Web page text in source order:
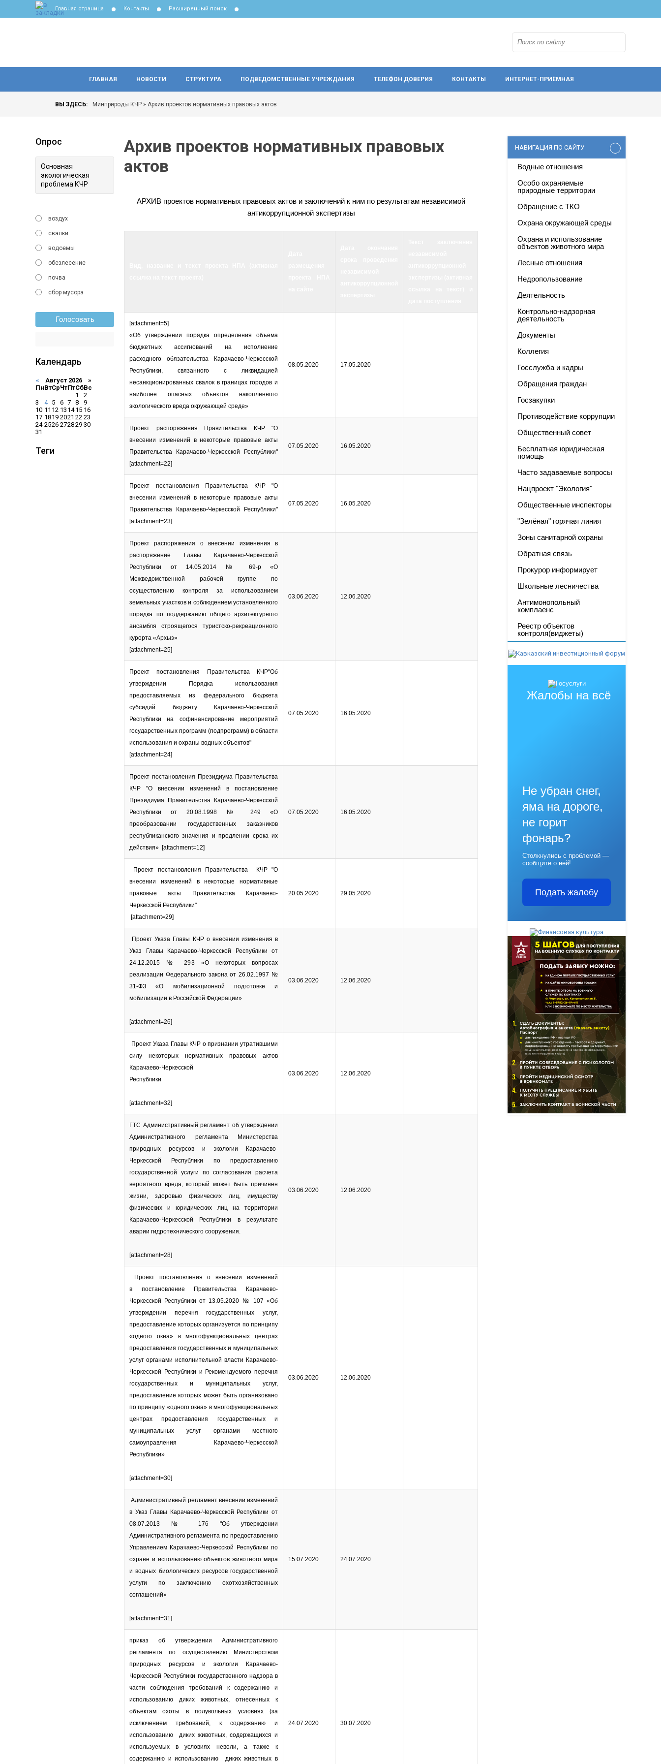
Главная страница Контакты Расширенный поиск
ГЛАВНАЯ НОВОСТИ СТРУКТУРА ПОДВЕДОМСТВЕННЫЕ УЧРЕЖДАНИЯ ТЕЛЕФОН ДОВЕРИЯ КОНТАКТЫ ИНТЕРНЕТ-ПРИЁМНАЯ
ВЫ ЗДЕСЬ: Минприроды КЧР » Архив проектов нормативных правовых актов
Архив проектов нормативных правовых
актов
АРХИВ проектов нормативных правовых актов и заключений к ним по результатам независимой
антикоррупционной экспертизы
[attachment=5]
«Об утверждении порядка определения объема
бюджетных ассигнований на исполнение
расходного обязательства Карачаево-Черкесской
Республики, связанного с ликвидацией
несанкционированных свалок в границах городов и
наиболее опасных объектов накопленного
экологического вреда окружающей среде»
08.05.2020 17.05.2020
Проект распоряжения Правительства КЧР "О
внесении изменений в некоторые правовые акты
Правительства Карачаево-Черкесской Республики"
[attachment=22]
07.05.2020 16.05.2020
Проект постановления Правительства КЧР "О
внесении изменений в некоторые правовые акты
Правительства Карачаево-Черкесской Республики"
[attachment=23]
07.05.2020 16.05.2020
Проект распоряжения о внесении изменения в
распоряжение Главы Карачаево-Черкесской
Республики от 14.05.2014 № 69-р «О
Межведомственной рабочей группе по
осуществлению контроля за использованием
земельных участков и соблюдением установленного
порядка по поддержанию общего архитектурного
ансамбля строящегося туристско-рекреационного
курорта «Архыз»
[attachment=25]
03.06.2020 12.06.2020
Проект постановления Правительства КЧР"Об
утверждении Порядка использования
предоставляемых из федерального бюджета
субсидий бюджету Карачаево-Черкесской
Республики на софинансирование мероприятий
государственных программ (подпрограмм) в области
использования и охраны водных объектов"
[attachment=24]
07.05.2020 16.05.2020
Проект постановления Президиума Правительства
КЧР "О внесении изменений в постановление
Президиума Правительства Карачаево-Черкесской
Республики от 20.08.1998 № 249 «О
преобразовании государственных заказников
республиканского значения и продлении срока их
действия» [attachment=12]
07.05.2020 16.05.2020
Проект постановления Правительства КЧР "О
внесении изменений в некоторые нормативные
правовые акты Правительства Карачаево-
Черкесской Республики"
[attachment=29]
20.05.2020 29.05.2020
Проект Указа Главы КЧР о внесении изменения в
Указ Главы Карачаево-Черкесской Республики от
24.12.2015 № 293 «О некоторых вопросах
реализации Федерального закона от 26.02.1997 №
31-ФЗ «О мобилизационной подготовке и
мобилизации в Российской Федерации»
[attachment=26]
03.06.2020 12.06.2020
Проект Указа Главы КЧР о признании утратившими
силу некоторых нормативных правовых актов
Карачаево-Черкесской
Республики
[attachment=32]
03.06.2020 12.06.2020
ГТС Административный регламент об утверждении
Административного регламента Министерства
природных ресурсов и экологии Карачаево-
Черкесской Республики по предоставлению
государственной услуги по согласования расчета
вероятного вреда, который может быть причинен
жизни, здоровью физических лиц, имуществу
физических и юридических лиц на территории
Карачаево-Черкесской Республики в результате
аварии гидротехнического сооружения.
[attachment=28]
03.06.2020 12.06.2020
Проект постановления о внесении изменений
в постановление Правительства Карачаево-
Черкесской Республики от 13.05.2020 № 107 «Об
утверждении перечня государственных услуг,
предоставление которых организуется по принципу
«одного окна» в многофункциональных центрах
предоставления государственных и муниципальных
услуг органами исполнительной власти Карачаево-
Черкесской Республики и Рекомендуемого перечня
государственных и муниципальных услуг,
предоставление которых может быть организовано
по принципу «одного окна» в многофункциональных
центрах предоставления государственных и
муниципальных услуг органами местного
самоуправления Карачаево-Черкесской
Республики»
[attachment=30]
03.06.2020 12.06.2020
Административный регламент внесении изменений
в Указ Главы Карачаево-Черкесской Республики от
08.07.2013 № 176 "Об утверждении
Административного регламента по предоставлению
Управлением Карачаево-Черкесской Республики по
охране и использованию объектов животного мира
и водных биологических ресурсов государственной
услуги по заключению охотхозяйственных
соглашений»
[attachment=31]
15.07.2020 24.07.2020
приказ об утверждении Административного
регламента по осуществлению Министерством
природных ресурсов и экологии Карачаево-
Черкесской Республики государственного надзора в
части соблюдения требований к содержанию и
использованию диких животных, отнесенных к
объектам охоты в полувольных условиях (за
исключением требований, к содержанию и
использованию диких животных, содержащихся и
используемых в условиях неволи, а также к
содержанию и использованию диких животных в
24.07.2020 30.07.2020
Опрос
Основная
экологическая
проблема КЧР
воздух
свалки
водоемы
обезлесение
почва
сбор мусора
Голосовать
Календарь
« Август 2026 »
ПнВтСрЧтПтСбВс
1
2
3
4 5 6 7 8
9
10 11 12 13 14 15 16
17 1819 2021 22 23
24 2526 272829 30
31
Теги
НАВИГАЦИЯ ПО САЙТУ
Водные отношения
Особо охраняемые
природные территории
Обращение с ТКО
Охрана окружающей среды
Охрана и использование
объектов животного мира
Лесные отношения
Недропользование
Деятельность
Контрольно-надзорная
деятельность
Документы
Коллегия
Госслужба и кадры
Обращения граждан
Госзакупки
Противодействие коррупции
Общественный совет
Бесплатная юридическая
помощь
Часто задаваемые вопросы
Нацпроект "Экология"
Общественные инспекторы
"Зелёная" горячая линия
Зоны санитарной охраны
Обратная связь
Прокурор информирует
Школьные лесничества
Антимонопольный
комплаенс
Реестр объектов
контроля(виджеты)
Жалобы на всё
Не убран снег,
яма на дороге,
не горит
фонарь?
Столкнулись с проблемой —
сообщите о ней!
Подать жалобу